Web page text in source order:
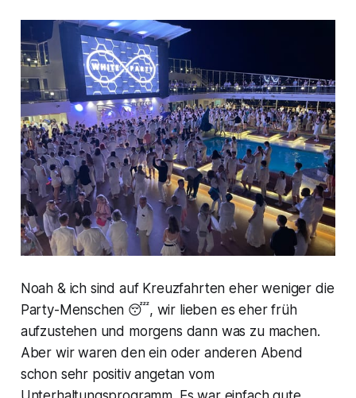
Noah & ich sind auf Kreuzfahrten eher weniger die
Party-Menschen 😴, wir lieben es eher früh
aufzustehen und morgens dann was zu machen.
Aber wir waren den ein oder anderen Abend
schon sehr positiv angetan vom